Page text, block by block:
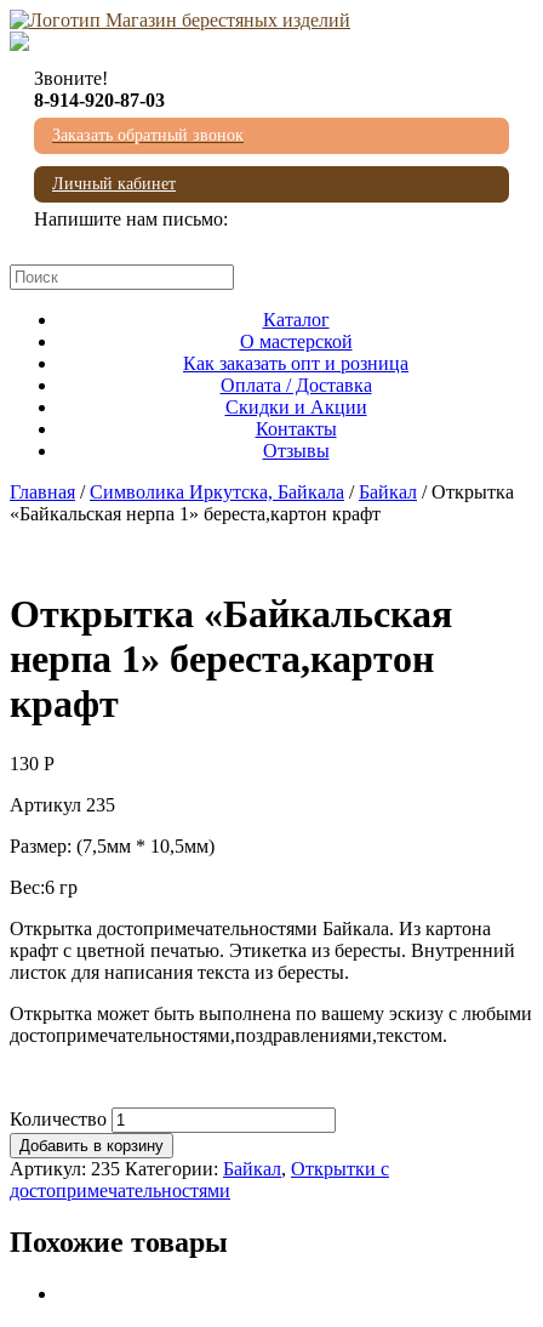
Звоните!
8-914-920-87-03
Заказать обратный звонок
Личный кабинет
Напишите нам письмо:
Каталог
О мастерской
Как заказать опт и розница
Оплата / Доставка
Скидки и Акции
Контакты
Отзывы
Главная /Символика Иркутска, Байкала /Байкал / Открытка
«Байкальская нерпа 1» береста,картон крафт
Открытка «Байкальская
нерпа 1» береста,картон
крафт
130 Р
Артикул 235
Размер: (7,5мм * 10,5мм)
Вес:6 гр
Открытка достопримечательностями Байкала. Из картона
крафт с цветной печатью. Этикетка из бересты. Внутренний
листок для написания текста из бересты.
Открытка может быть выполнена по вашему эскизу с любыми
достопримечательностями,поздравлениями,текстом.
Количество
Добавить в корзину
Артикул: 235 Категории: Байкал, Открытки с
достопримечательностями
Похожие товары